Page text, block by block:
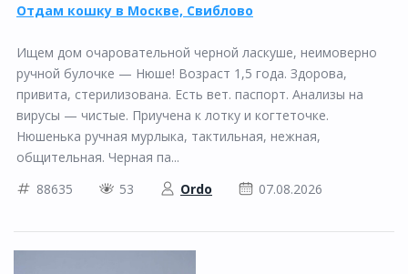
Отдам кошку в Москве, Свиблово
Ищем дом очаровательной черной ласкуше, неимоверно
ручной булочке — Нюше! Возраст 1,5 года. Здорова,
привита, стерилизована. Есть вет. паспорт. Анализы на
вирусы — чистые. Приучена к лотку и когтеточке.
Нюшенька ручная мурлыка, тактильная, нежная,
общительная. Черная па...
88635
53 Ordo 07.08.2026